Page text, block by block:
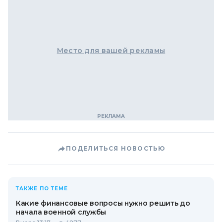
Место для вашей рекламы
ПОДЕЛИТЬСЯ НОВОСТЬЮ
ТАКЖЕ ПО ТЕМЕ
Какие финансовые вопросы нужно решить до
начала военной службы